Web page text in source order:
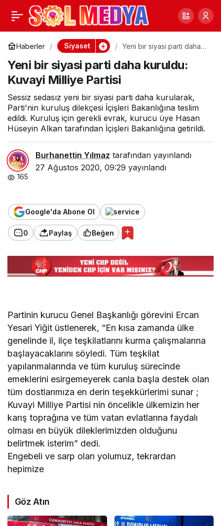
Haberler Siyaset
Yeni bir siyasi parti daha
Partisi
Yeni bir siyasi parti daha kuruldu:
Kuvayi Milliye Partisi
Sessiz sedasız yeni bir siyasi parti daha kurularak,
Parti'nin kuruluş dilekçesi İçişleri Bakanlığına teslim
edildi. Kuruluş için gerekli evrak, kurucu üye Hasan
Hüseyin Alkan tarafından İçişleri Bakanlığına getirildi.
Burhanettin Yılmaz tarafından yayınlandı
27 Ağustos 2020, 09:29 yayınlandı
165
Google'da Abone Ol
0 Paylaş Beğen
Partinin kurucu Genel Başkanlığı görevini Ercan
Yesari Yiğit üstlenerek, “En kısa zamanda ülke
genelinde il, ilçe teşkilatlarını kurma çalışmalarına
başlayacaklarını söyledi. Tüm teşkilat
yapılanmalarında ve tüm kuruluş sürecinde
emeklerini esirgemeyerek canla başla destek olan
tüm dostlarımıza en derin teşekkürlerimi sunar ;
Kuvayi Milliye Partisi nin öncelikle ülkemizin her
karış toprağına ve tüm vatan evlatlarına faydalı
olması en büyük dileklerimizden olduğunu
belirtmek isterim” dedi.
Engebeli ve sarp olan yolumuz, tekrardan
hepimize
Göz Atın
Toprak: Çok başlılık
olacak
0 Paylaş